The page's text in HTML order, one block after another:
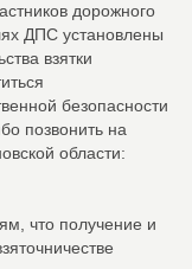
дорожного
ДПС установлены
взятки
безопасности
позвонить на
области:
что получение и